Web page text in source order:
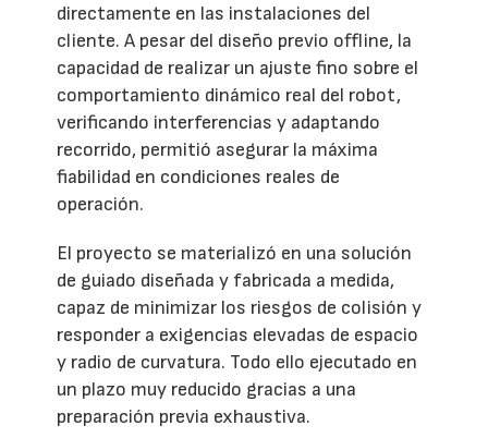
directamente en las instalaciones del
cliente. A pesar del diseño previo offline, la
capacidad de realizar un ajuste fino sobre el
comportamiento dinámico real del robot,
verificando interferencias y adaptando
recorrido, permitió asegurar la máxima
fiabilidad en condiciones reales de
operación.
El proyecto se materializó en una solución
de guiado diseñada y fabricada a medida,
capaz de minimizar los riesgos de colisión y
responder a exigencias elevadas de espacio
y radio de curvatura. Todo ello ejecutado en
un plazo muy reducido gracias a una
preparación previa exhaustiva.